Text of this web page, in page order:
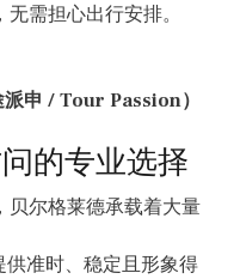
需担心出行安排。
申 / Tour Passion）
的专业选择
贝尔格莱德承载着大量
供准时、稳定且形象得